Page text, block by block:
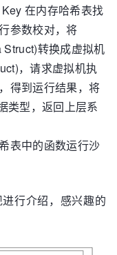
在内存哈希表找
参数校对，将
转换成虚拟机
，请求虚拟机执
得到运行结果，将
类型，返回上层系
表中的函数运行沙
行介绍，感兴趣的